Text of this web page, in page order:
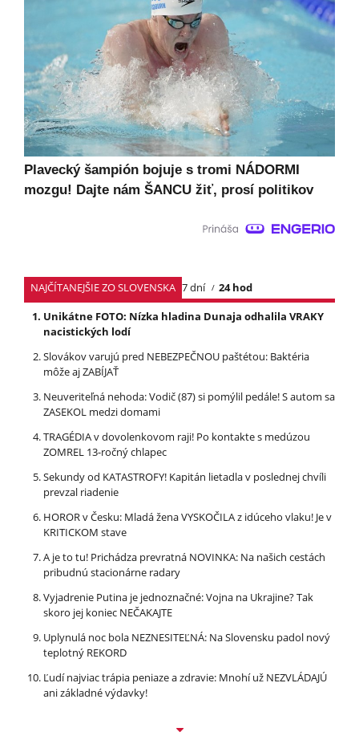
Plavecký šampión bojuje s tromi NÁDORMI
mozgu! Dajte nám ŠANCU žiť, prosí politikov
NAJČÍTANEJŠIE ZO SLOVENSKA 7 dní
24 hod
Unikátne FOTO: Nízka hladina Dunaja odhalila VRAKY
nacistických lodí
Slovákov varujú pred NEBEZPEČNOU paštétou: Baktéria
môže aj ZABÍJAŤ
Neuveriteľná nehoda: Vodič (87) si pomýlil pedále! S autom sa
ZASEKOL medzi domami
TRAGÉDIA v dovolenkovom raji! Po kontakte s medúzou
ZOMREL 13-ročný chlapec
Sekundy od KATASTROFY! Kapitán lietadla v poslednej chvíli
prevzal riadenie
HOROR v Česku: Mladá žena VYSKOČILA z idúceho vlaku! Je v
KRITICKOM stave
A je to tu! Prichádza prevratná NOVINKA: Na našich cestách
pribudnú stacionárne radary
Vyjadrenie Putina je jednoznačné: Vojna na Ukrajine? Tak
skoro jej koniec NEČAKAJTE
Uplynulá noc bola NEZNESITEĽNÁ: Na Slovensku padol nový
teplotný REKORD
Ľudí najviac trápia peniaze a zdravie: Mnohí už NEZVLÁDAJÚ
ani základné výdavky!